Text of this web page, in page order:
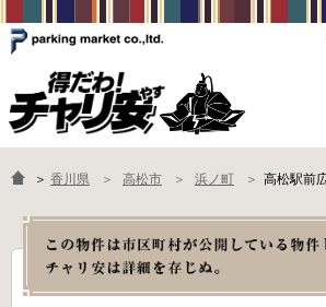
物件一覧
よくあるご質問
＞ 香川県 高松市 浜ノ町 高松駅前